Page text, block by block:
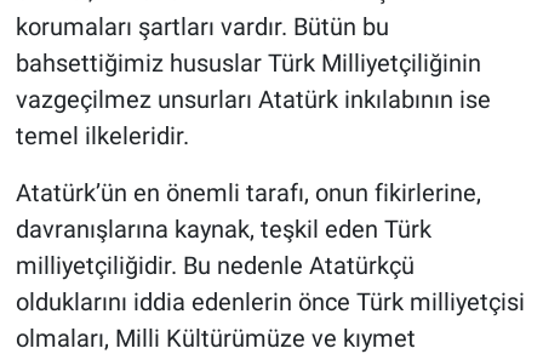
korumaları şartları vardır. Bütün bu
bahsettiğimiz hususlar Türk Milliyetçiliğinin
vazgeçilmez unsurları Atatürk inkılabının ise
temel ilkeleridir.
Atatürk’ün en önemli tarafı, onun fikirlerine,
davranışlarına kaynak, teşkil eden Türk
milliyetçiliğidir. Bu nedenle Atatürkçü
olduklarını iddia edenlerin önce Türk milliyetçisi
olmaları, Milli Kültürümüze ve kıymet